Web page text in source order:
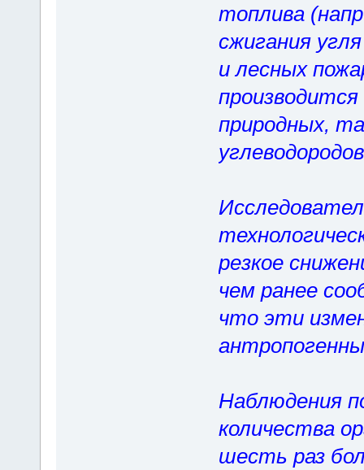
топлива
сжигания
и лесных
природных,
резкое
чем ранее
что эти
Наблюдения
количества
шесть раз